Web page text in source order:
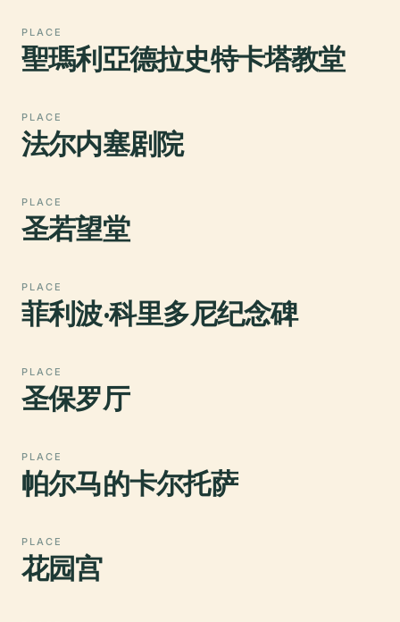
PLACE
聖瑪利亞德拉史特卡塔教堂
PLACE
法尔内塞剧院
PLACE
圣若望堂
PLACE
菲利波·科里多尼纪念碑
PLACE
圣保罗厅
PLACE
帕尔马的卡尔托萨
PLACE
花园宫